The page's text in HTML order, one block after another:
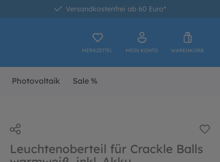
Versandkostenfrei ab 60 Euro*
MERKZETTEL MEIN KONTO WARENKORB
Photovoltaik Sale %
Leuchtenoberteil für Crackle Balls